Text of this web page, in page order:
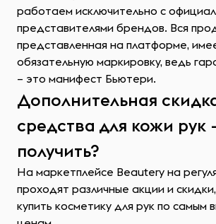
работаем исключительно с
представителями брендов. Вся
представленная на платформе,
обязательную маркировку, ведь
– это манифест Бьютери.
Дополнительная
средства для кожи рук
получить?
На маркетплейсе Beautery на
проходят различные акции и
купить косметику для рук по самым